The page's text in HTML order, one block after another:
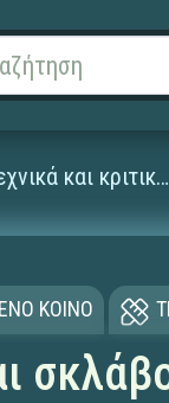
Λογοτεχνικά και κριτικά κείμενα
ΚΟΙΝΟ